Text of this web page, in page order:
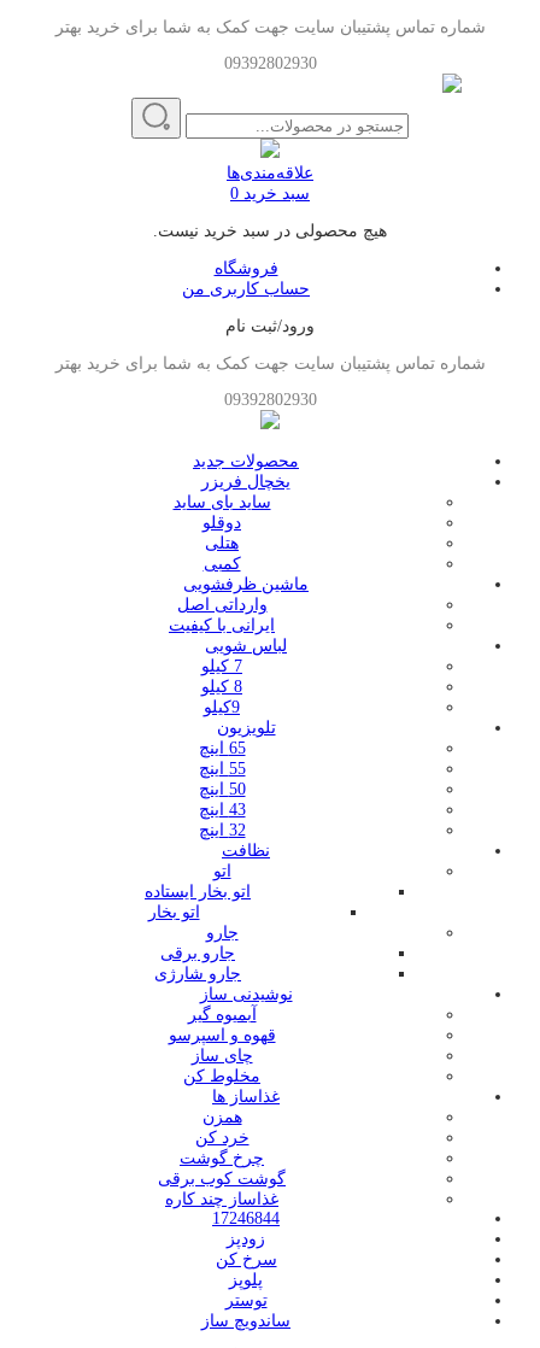
شماره تماس پشتیبان سایت جهت کمک به شما برای خرید بهتر
09392802930
علاقه‌مندی‌ها
سبد خرید 0
هیچ محصولی در سبد خرید نیست.
فروشگاه
حساب کاربری من
ورود/ثبت نام
شماره تماس پشتیبان سایت جهت کمک به شما برای خرید بهتر
09392802930
محصولات جدید
یخچال فریزر
ساید بای ساید
دوقلو
هتلی
کمبی
ماشین ظرفشویی
وارداتی اصل
ایرانی با کیفیت
لباس شویی
7 کیلو
8 کیلو
9کیلو
تلویزیون
65 اینچ
55 اینچ
50 اینچ
43 اینچ
32 اینچ
نظافت
اتو
اتو بخار ایستاده
اتو بخار
جارو
جارو برقی
جارو شارژی
نوشیدنی ساز
آبمیوه گیر
قهوه و اسپرسو
چای ساز
مخلوط کن
غذاساز ها
همزن
خرد کن
چرخ گوشت
گوشت کوب برقی
غذاساز چند کاره
17246844
زودپز
سرخ کن
پلوپز
توستر
ساندویچ ساز